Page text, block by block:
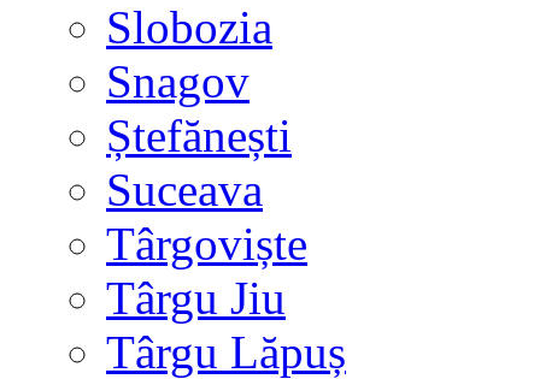
Slobozia
Snagov
Ștefănești
Suceava
Târgoviște
Târgu Jiu
Târgu Lăpuș